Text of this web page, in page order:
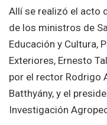
Allí se realizó el acto
de los ministros de
Educación y Cultura,
Exteriores, Ernesto
por el rector Rodrigo
Batthyány, y el
Investigación